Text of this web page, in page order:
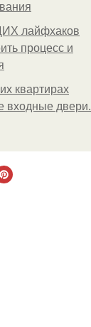
лайфхаков
процесс и
квартирах
входные двери.